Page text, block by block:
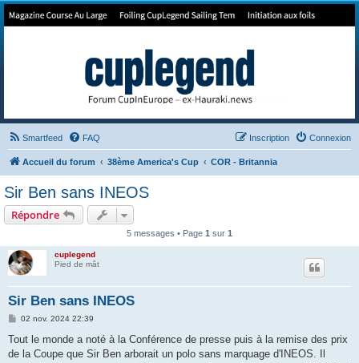
Forum de Cup In Europe
Smartfeed FAQ Connexion
Inscription
Accueil du forum 38ème America's Cup COR - Britannia
Sir Ben sans INEOS
Répondre
5 messages • Page 1 sur 1
cuplegend
Pied de mât
Sir Ben sans INEOS
M
s
a
02 nov. 2024 22:39
Tout le monde a noté à la Conférence de presse puis à la remise des prix
de la Coupe que Sir Ben arborait un polo sans marquage d'INEOS. Il